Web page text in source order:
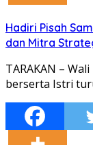
Hadiri Pisah
dan Mitra
TARAKAN –
berserta Istri